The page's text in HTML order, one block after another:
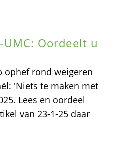
UMC: Oordeelt u
ophef rond weigeren
'Niets te maken met
Lees en oordeel
van 23-1-25 daar